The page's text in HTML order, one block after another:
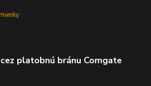
platobnú bránu Comgate